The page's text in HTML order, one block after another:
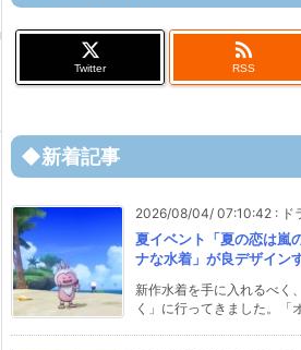
Twitter

RSS
◆新着記事
2026/08/04/ 07:10:42 : ド
夏イベント「夏の恋は嵐
ナな水着」が良デザイン
新作水着を手に入れるべく
く」に行ってきました。「